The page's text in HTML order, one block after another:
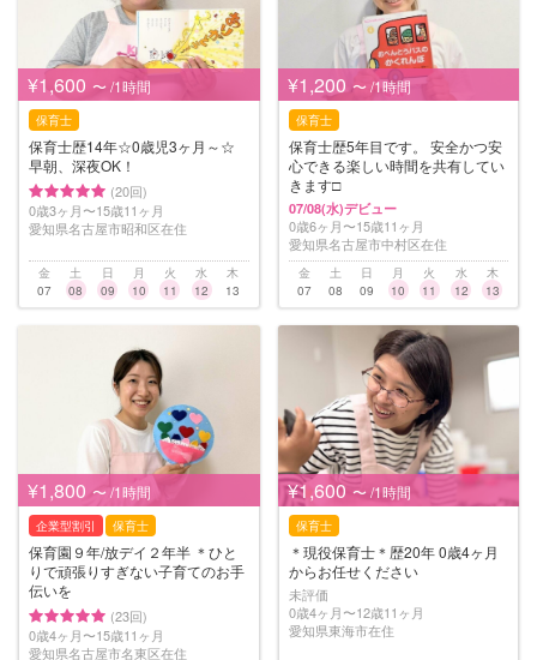
幅広い年齢へ対応可能です。土日祝日だけベビーシッターをお願いしたいといったご要望や
毎日の利用などの定期利用サービスもございます。
¥1,600 〜 /1時間
保育士
保育士歴14年☆0歳児3ヶ月～☆
早朝、深夜OK！
(20回)
0歳3ヶ月〜15歳11ヶ月
愛知県名古屋市昭和区在住
金
07
土
08
日
09
月
10
火
11
水
12
木
13
¥1,200 〜 /1時間
保育士
保育士歴5年目です。 安全かつ安
心できる楽しい時間を共有してい
きます□️
07/08(水)デビュー
0歳6ヶ月〜15歳11ヶ月
愛知県名古屋市中村区在住
金
07
土
08
日
09
月
10
火
11
水
12
木
13
¥1,800 〜 /1時間
企業型割引 保育士
保育園９年/放デイ２年半 ＊ひと
りで頑張りすぎない子育てのお手
伝いを
(23回)
0歳4ヶ月〜15歳11ヶ月
愛知県名古屋市名東区在住
¥1,600 〜 /1時間
保育士
＊現役保育士＊歴20年 0歳4ヶ月
からお任せください
未評価
0歳4ヶ月〜12歳11ヶ月
愛知県東海市在住